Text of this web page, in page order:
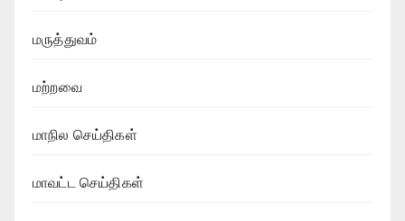
மருத்துவம்
மற்றவை
மாநில செய்திகள்
மாவட்ட செய்திகள்